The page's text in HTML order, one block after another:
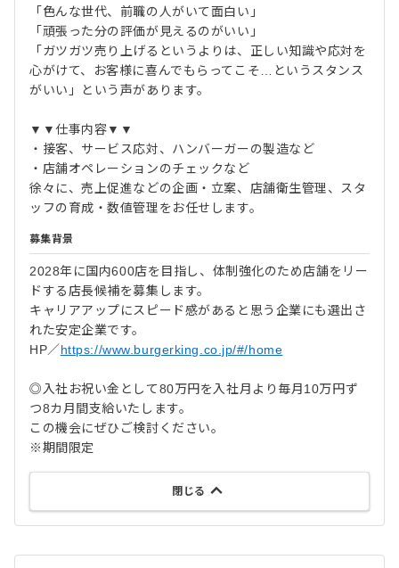
「色んな世代、前職の人がいて面白い」
「頑張った分の評価が見えるのがいい」
「ガツガツ売り上げるというよりは、正しい知識や応対を
心がけて、お客様に喜んでもらってこそ…というスタンス
がいい」という声があります。
▼▼仕事内容▼▼
・接客、サービス応対、ハンバーガーの製造など
・店舗オペレーションのチェックなど
徐々に、売上促進などの企画・立案、店舗衛生管理、スタ
ッフの育成・数値管理をお任せします。
募集背景
2028年に国内600店を目指し、体制強化のため店舗をリー
ドする店長候補を募集します。
キャリアアップにスピード感があると思う企業にも選出さ
れた安定企業です。
HP／https://www.burgerking.co.jp/#/home
◎入社お祝い金として80万円を入社月より毎月10万円ず
つ8カ月間支給いたします。
この機会にぜひご検討ください。
※期間限定
閉じる